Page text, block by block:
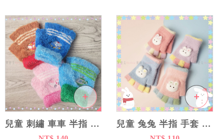
帽子
絲圍巾
手套
機能手套
成人保暖手套
兒童保暖手套
涼感防曬 兒童 刺繡 車車 半指 手套 12cm 兒童 兔兔 半指 手套 11cm